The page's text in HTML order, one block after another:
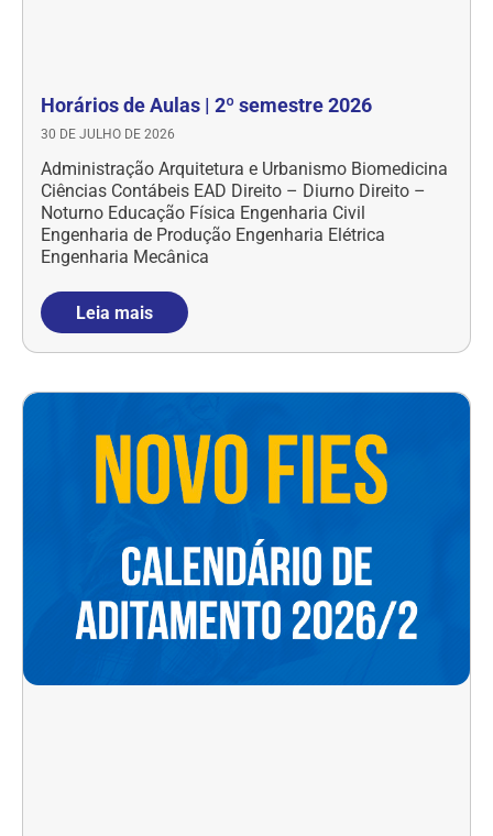
Horários de Aulas | 2º semestre 2026
30 DE JULHO DE 2026
Administração Arquitetura e Urbanismo Biomedicina
Ciências Contábeis EAD Direito – Diurno Direito –
Noturno Educação Física Engenharia Civil
Engenharia de Produção Engenharia Elétrica
Engenharia Mecânica
Leia mais